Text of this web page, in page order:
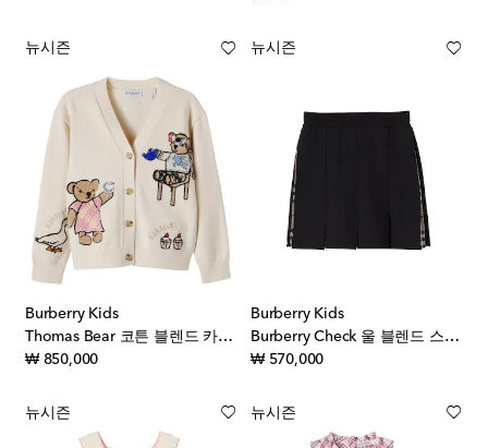
뉴시즌
Burberry Kids
Thomas Bear 코튼 블렌드 카디건
₩ 850,000original price
뉴시즌
Burberry Kids
Burberry Check 울 블렌드 스커트
₩ 570,000original price
뉴시즌 뉴시즌